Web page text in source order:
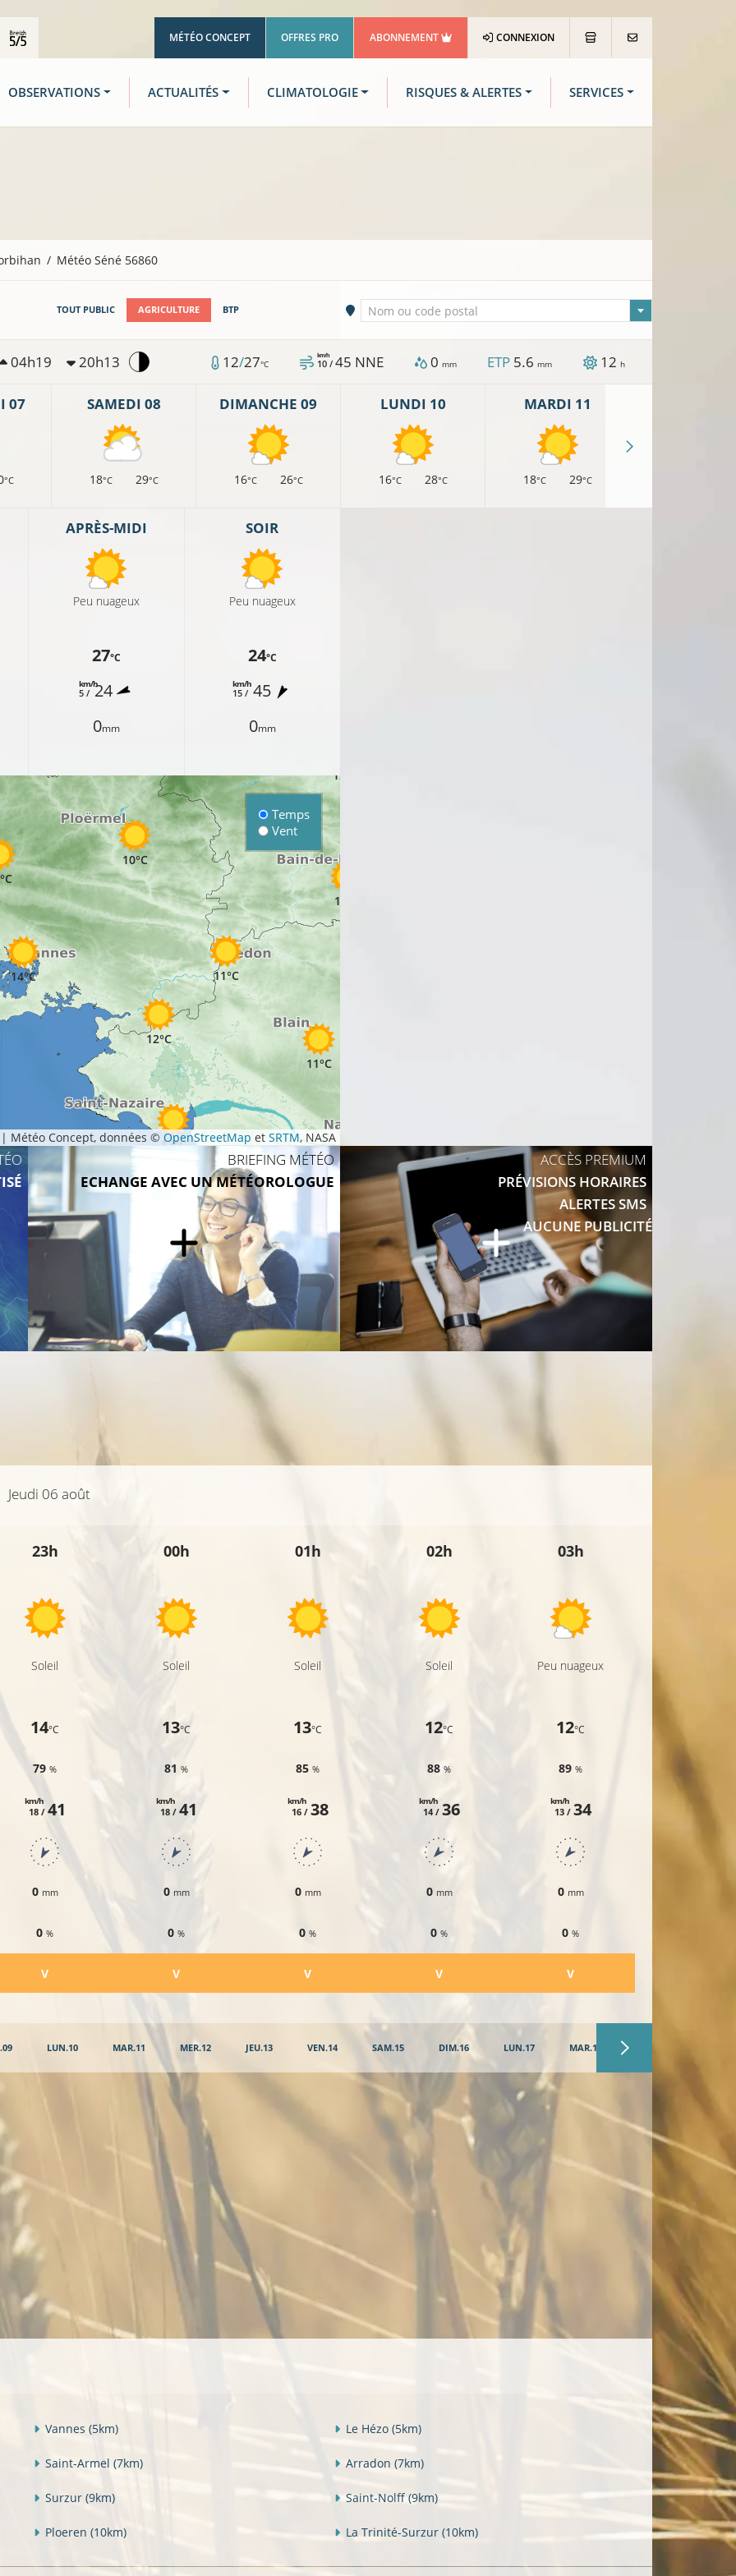
MÉTÉO CONCEPT OFFRES PRO ABONNEMENT CONNEXION
OBSERVATIONS ACTUALITÉS CLIMATOLOGIE RISQUES & ALERTES SERVICES
Météo Séné 56860
TOUT PUBLIC AGRICULTURE BTP Ville sélectionnée
Nom ou code postal
04h19 20h13 12/27°C 10 /
km/h 45 NNE 0 mm ETP 5.6 mm 12 h
07
°C
SAMEDI 08
18°C 29°C
DIMANCHE 09
16°C 26°C
LUNDI 10
16°C 28°C
MARDI 11
18°C 29°C
APRÈS-MIDI
Peu nuageux
27°C
5 /
km/h24
0mm
SOIR
Peu nuageux
24°C
15 /
km/h45
0mm
10°C
12°C
14°C
11°C
11°C
12°C
13°C
11°C
13°C
13°C
14°C
12°C
12°C
Temps
Vent
| Météo Concept, données ©OpenStreetMap et SRTM, NASA
BRIEFING MÉTÉO
ECHANGE AVEC UN MÉTÉOROLOGUE
ACCÈS PREMIUM
PRÉVISIONS HORAIRES
ALERTES SMS
AUCUNE PUBLICITÉ
Jeudi 06 août
23h
Soleil
14°C
79%
18 /
km/h 41
0 mm
0%
​V
00h
Soleil
13°C
81%
18 /
km/h 41
0 mm
0%
​V
01h
Soleil
13°C
85%
16 /
km/h 38
0 mm
0%
​V
02h
Soleil
12°C
88%
14 /
km/h 36
0 mm
0%
​V
03h
Peu nuageux
12°C
89%
13 /
km/h 34
0 mm
0%
​V
LUN.10 MAR.11 MER.12 JEU.13 VEN.14 SAM.15 DIM.16 LUN.17 MAR.18
Vannes (5km) Le Hézo (5km)
Saint-Armel (7km) Arradon (7km)
Surzur (9km) Saint-Nolff (9km)
Ploeren (10km) La Trinité-Surzur (10km)